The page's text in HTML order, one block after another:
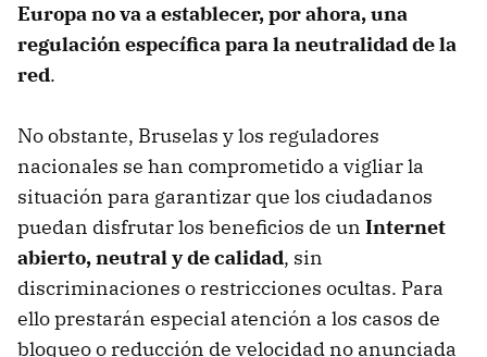
Europa no va a establecer, por ahora, una
regulación específica para la neutralidad de la
red.
No obstante, Bruselas y los reguladores
nacionales se han comprometido a vigliar la
situación para garantizar que los ciudadanos
puedan disfrutar los beneficios de un Internet
abierto, neutral y de calidad, sin
discriminaciones o restricciones ocultas. Para
ello prestarán especial atención a los casos de
bloqueo o reducción de velocidad no anunciada